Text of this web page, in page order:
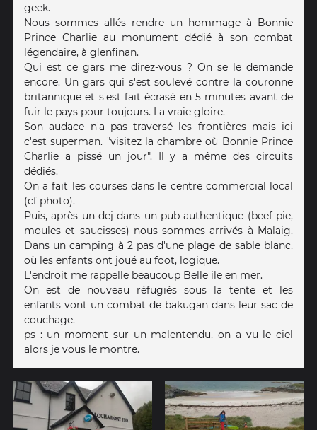
geek.
Nous sommes allés rendre un hommage à Bonnie
Prince Charlie au monument dédié à son combat
légendaire, à glenfinan.
Qui est ce gars me direz-vous ? On se le demande
encore. Un gars qui s'est soulevé contre la couronne
britannique et s'est fait écrasé en 5 minutes avant de
fuir le pays pour toujours. La vraie gloire.
Son audace n'a pas traversé les frontières mais ici
c'est superman. "visitez la chambre où Bonnie Prince
Charlie a pissé un jour". Il y a même des circuits
dédiés.
On a fait les courses dans le centre commercial local
(cf photo).
Puis, après un dej dans un pub authentique (beef pie,
moules et saucisses) nous sommes arrivés à Malaig.
Dans un camping à 2 pas d'une plage de sable blanc,
où les enfants ont joué au foot, logique.
L'endroit me rappelle beaucoup Belle ile en mer.
On est de nouveau réfugiés sous la tente et les
enfants vont un combat de bakugan dans leur sac de
couchage.
ps : un moment sur un malentendu, on a vu le ciel
alors je vous le montre.